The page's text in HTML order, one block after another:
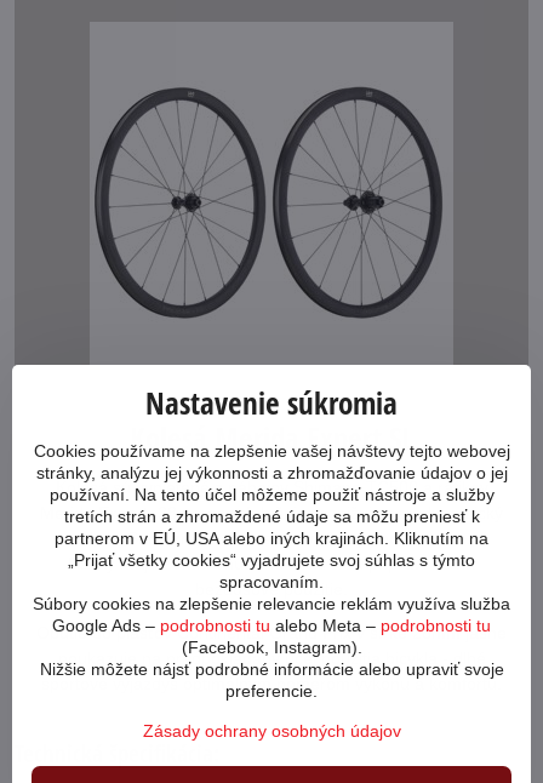
Kolesá Merida Expert SL
Kolesá sú vypletené z nábojov Shimano TC500 a ráfikov
Merida Expert. 28 nerezových špicov znižuje aerodynamický
odpor. Samozrejmosťou sú pevné osy oboch kolies.
Ráfiky majú 23mm vnútornú šírku a sú pripravené na
bezdušové použitie.
Obutie do plášťov Continental Grand Prix v šírke 28mm jasne
poukazuje na predpokladaný účel použitia bicykla - dlhé
športové výjazdys optimálnym pomerom výkonu a komfortu.
Nastavenie súkromia
Cookies používame na zlepšenie vašej návštevy tejto webovej
stránky, analýzu jej výkonnosti a zhromažďovanie údajov o jej
používaní. Na tento účel môžeme použiť nástroje a služby
tretích strán a zhromaždené údaje sa môžu preniesť k
partnerom v EÚ, USA alebo iných krajinách. Kliknutím na
„Prijať všetky cookies“ vyjadrujete svoj súhlas s týmto
spracovaním.
Súbory cookies na zlepšenie relevancie reklám využíva služba
Google Ads – podrobnosti tu alebo Meta – podrobnosti tu
(Facebook, Instagram).
Nižšie môžete nájsť podrobné informácie alebo upraviť svoje
preferencie.
Zásady ochrany osobných údajov